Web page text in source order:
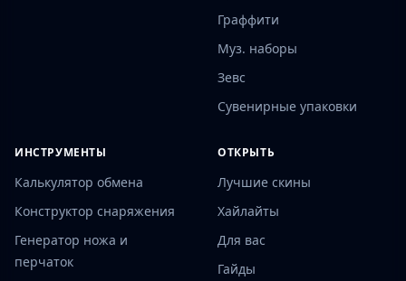
Граффити
Муз. наборы
Зевс
Сувенирные упаковки
ИНСТРУМЕНТЫ
Калькулятор обмена
Конструктор снаряжения
Генератор ножа и
перчаток
ОТКРЫТЬ
Лучшие скины
Хайлайты
Для вас
Гайды